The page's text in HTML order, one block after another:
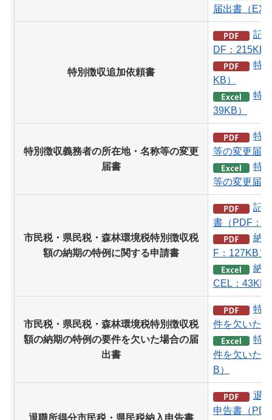
届出書（
特別徴収追加依頼書
記
DF：215KB
特
KB）
特
39KB）
特別徴収義務者の所在地・名称等の変更
届書
特
等の変更届
特
等の変更届
市民税・県民税・森林環境税特別徴収税
額の納期の特例に関する申請書
記
書（PDF：
納
F：127KB）
納
CEL：43KB
市民税・県民税・森林環境税特別徴収税
額の納期の特例の要件を欠いた場合の届
出書
特
件を欠いた
特
件を欠いた
B）
退
申告書（